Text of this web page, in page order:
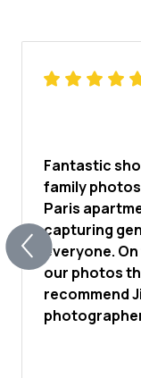
Fantastic
family
Paris
capturing
everyone.
our photos
recommend